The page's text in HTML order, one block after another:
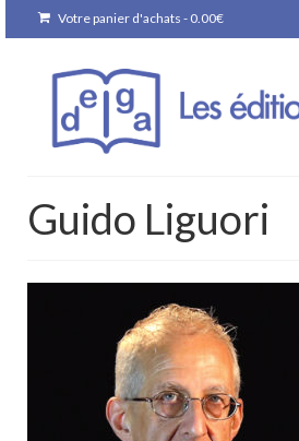
Votre panier d'achats - 0.00€
Guido Liguori